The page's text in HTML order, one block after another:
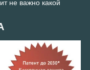
не важно какой